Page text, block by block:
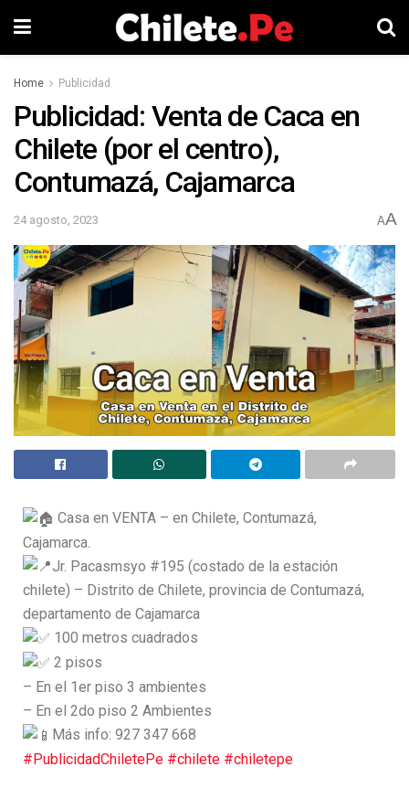
Home Publicidad
Publicidad: Venta de Caca en
Chilete (por el centro),
Contumazá, Cajamarca
24 agosto, 2023 AA
Casa en VENTA – en Chilete, Contumazá,
Cajamarca.
Jr. Pacasmsyo #195 (costado de la estación
chilete) – Distrito de Chilete, provincia de Contumazá,
departamento de Cajamarca
100 metros cuadrados
2 pisos
– En el 1er piso 3 ambientes
– En el 2do piso 2 Ambientes
Más info: 927 347 668
#PublicidadChiletePe #chilete #chiletepe